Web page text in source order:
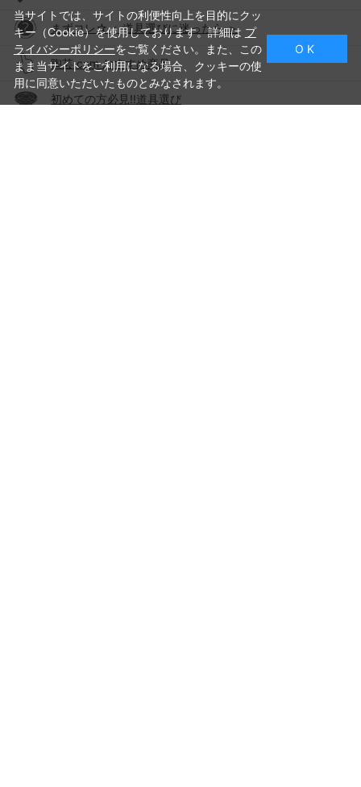
まずコレ☆＜ 道具選びに迷ったら ＞
陶芸.com おすすめ商品
初めての方必見!!道具選び
当サイトでは、サイトの利便性向上を目的にクッ
キー（Cookie）を使用しております。詳細は プ
ライバシーポリシーをご覧ください。また、この
まま当サイトをご利用になる場合、クッキーの使
用に同意いただいたものとみなされます。
O K